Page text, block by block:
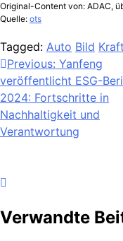
Original-Content von: ADAC,
Quelle: ots
Tagged: Auto Bild
Previous: Yanfeng
veröffentlicht ESG-
2024: Fortschritte in
Nachhaltigkeit und
Verantwortung
Verwandte